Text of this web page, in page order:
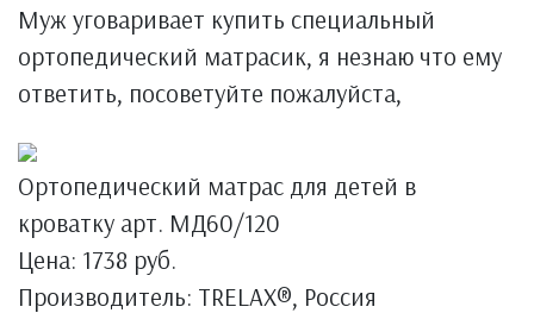
Муж уговаривает купить специальный
ортопедический матрасик, я незнаю что ему
ответить, посоветуйте пожалуйста,
Ортопедический матрас для детей в
кроватку арт. МД60/120
Цена: 1738 руб.
Производитель: TRELAX®, Россия